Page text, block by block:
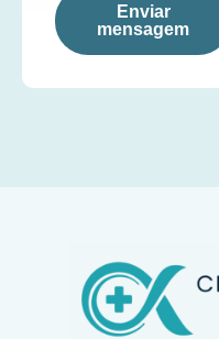
Enviar
mensagem